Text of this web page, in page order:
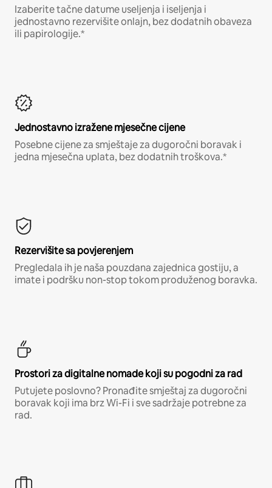
Izaberite tačne datume useljenja i iseljenja i
jednostavno rezervišite onlajn, bez dodatnih obaveza
ili papirologije.*
Jednostavno izražene mjesečne cijene
Posebne cijene za smještaje za dugoročni boravak i
jedna mjesečna uplata, bez dodatnih troškova.*
Rezervišite sa povjerenjem
Pregledala ih je naša pouzdana zajednica gostiju, a
imate i podršku non-stop tokom produženog boravka.
Prostori za digitalne nomade koji su pogodni za rad
Putujete poslovno? Pronađite smještaj za dugoročni
boravak koji ima brz Wi-Fi i sve sadržaje potrebne za
rad.